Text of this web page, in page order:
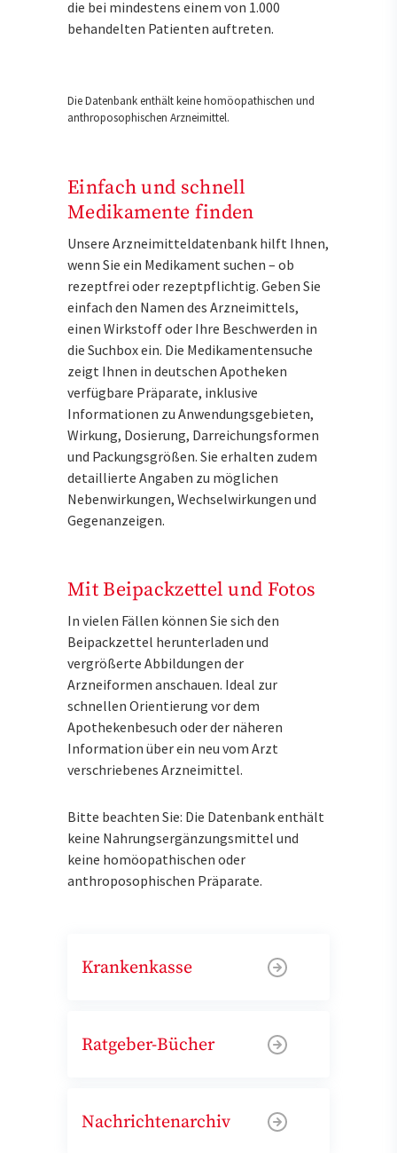
die bei mindestens einem von 1.000
behandelten Patienten auftreten.
Die Datenbank enthält keine homöopathischen und
anthroposophischen Arzneimittel.
Einfach und schnell
Medikamente finden
Unsere Arzneimitteldatenbank hilft Ihnen,
wenn Sie ein Medikament suchen – ob
rezeptfrei oder rezeptpflichtig. Geben Sie
einfach den Namen des Arzneimittels,
einen Wirkstoff oder Ihre Beschwerden in
die Suchbox ein. Die Medikamentensuche
zeigt Ihnen in deutschen Apotheken
verfügbare Präparate, inklusive
Informationen zu Anwendungsgebieten,
Wirkung, Dosierung, Darreichungsformen
und Packungsgrößen. Sie erhalten zudem
detaillierte Angaben zu möglichen
Nebenwirkungen, Wechselwirkungen und
Gegenanzeigen.
Mit Beipackzettel und Fotos
In vielen Fällen können Sie sich den
Beipackzettel herunterladen und
vergrößerte Abbildungen der
Arzneiformen anschauen. Ideal zur
schnellen Orientierung vor dem
Apothekenbesuch oder der näheren
Information über ein neu vom Arzt
verschriebenes Arzneimittel.
Bitte beachten Sie: Die Datenbank enthält
keine Nahrungsergänzungsmittel und
keine homöopathischen oder
anthroposophischen Präparate.
Krankenkasse
Ratgeber-Bücher
Nachrichtenarchiv